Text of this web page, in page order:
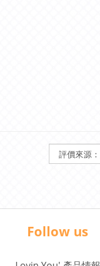
Follow us